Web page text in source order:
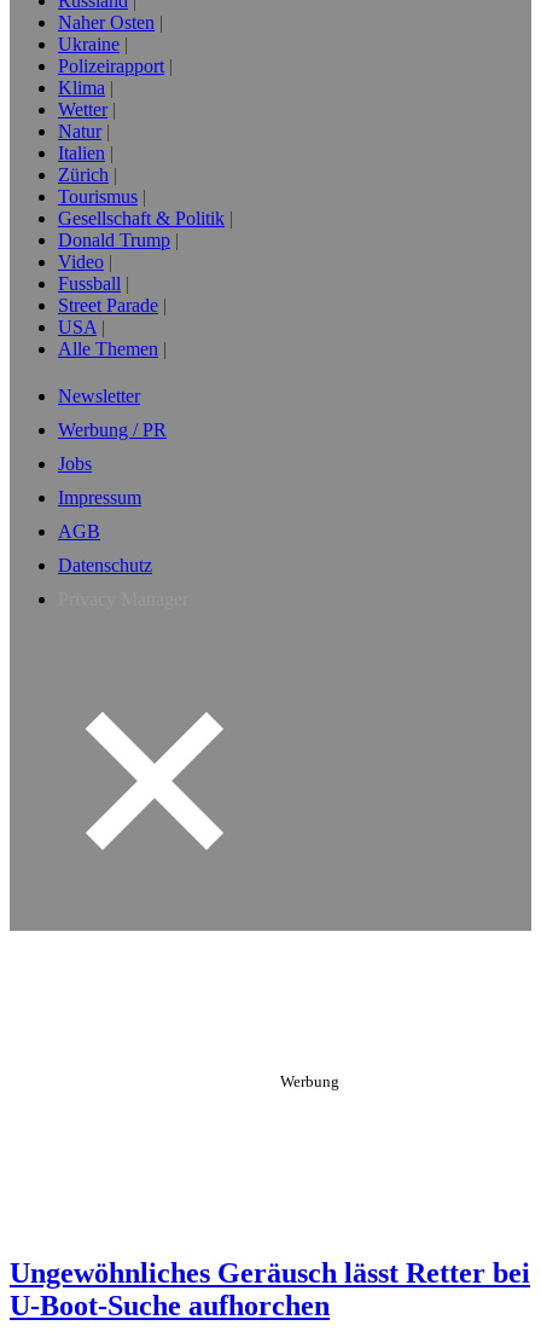
Naher Osten
Ukraine
Polizeirapport
Klima
Wetter
Natur
Italien
Zürich
Tourismus
Gesellschaft & Politik
Donald Trump
Video
Fussball
Street Parade
USA
Alle Themen
Newsletter
Werbung / PR
Jobs
Impressum
AGB
Datenschutz
Ungewöhnliches Geräusch lässt Retter bei
U-Boot-Suche aufhorchen